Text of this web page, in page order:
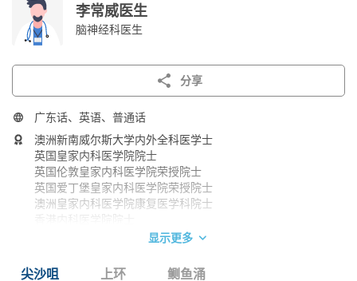
李常威医生
脑神经科医生
分享
广东话、英语、普通话
澳洲新南威尔斯大学内外全科医学士
英国皇家内科医学院院士
英国伦敦皇家内科医学院荣授院士
英国爱丁堡皇家内科医学院荣授院士
澳洲皇家内科医学院康复医学科院士
香港医学专科学院院士(内科)
3893 6271
显示更多
尖沙咀 上环 鲗鱼涌